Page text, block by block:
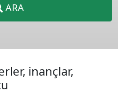
ARA
inançlar,